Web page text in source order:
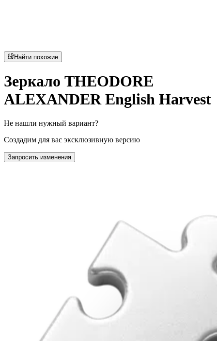
Найти похожие
Зеркало THEODORE
ALEXANDER English Harvest
Не нашли нужный вариант?
Создадим для вас эксклюзивную версию
Запросить изменения